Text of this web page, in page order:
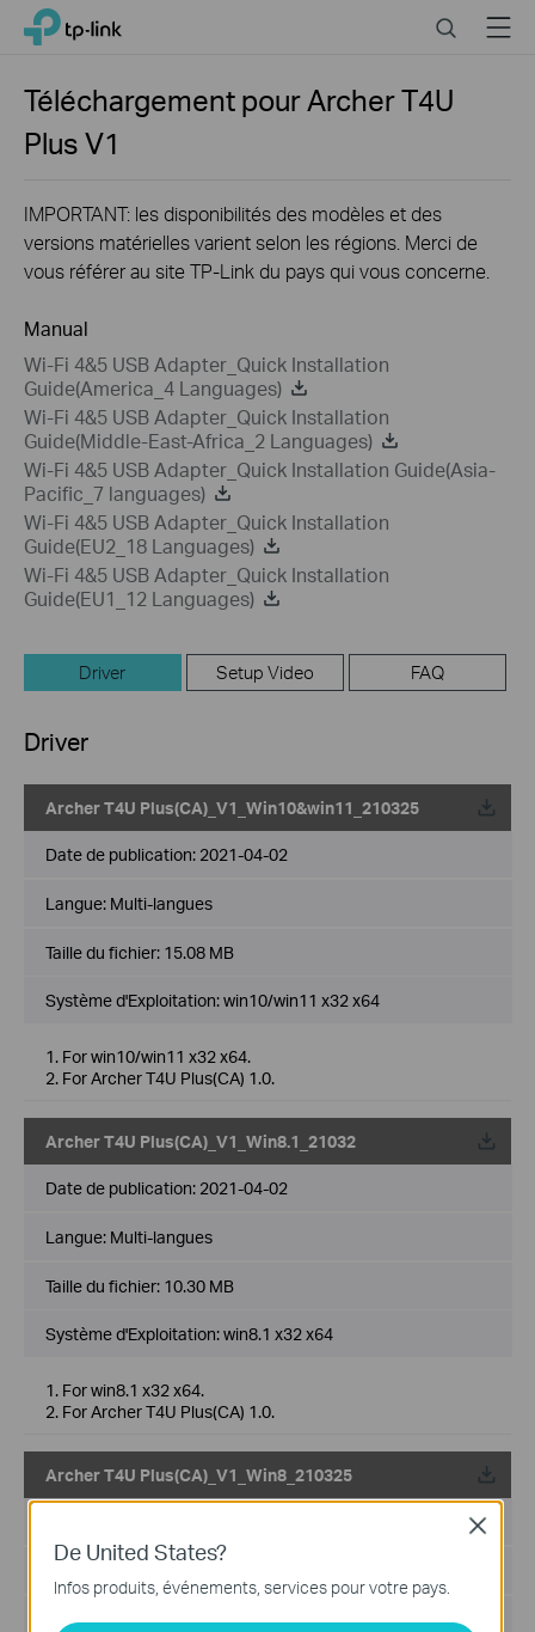
Click
the
navigation
TP-Link, Reliably Smart SearchMenu
Téléchargement pourArcher T4U
PlusV1
IMPORTANT: les disponibilités des modèles et des
versions matérielles varient selon les régions. Merci de
vous référer au site TP-Link du pays qui vous concerne.
Manual
Wi-Fi 4&5 USB Adapter_Quick Installation
Guide(America_4 Languages)
Wi-Fi 4&5 USB Adapter_Quick Installation
Guide(Middle-East-Africa_2 Languages)
Wi-Fi 4&5 USB Adapter_Quick Installation Guide(Asia-
Pacific_7 languages)
Wi-Fi 4&5 USB Adapter_Quick Installation
Guide(EU2_18 Languages)
Wi-Fi 4&5 USB Adapter_Quick Installation
Guide(EU1_12 Languages)
Driver Setup Video FAQ
Driver
Archer T4U Plus(CA)_V1_Win10&win11_210325
Date de publication: 2021-04-02
Langue: Multi-langues
Taille du fichier: 15.08 MB
Système d'Exploitation: win10/win11 x32 x64
1. For win10/win11 x32 x64.
2. For Archer T4U Plus(CA) 1.0.
Archer T4U Plus(CA)_V1_Win8.1_21032
Date de publication: 2021-04-02
Langue: Multi-langues
Taille du fichier: 10.30 MB
Système d'Exploitation: win8.1 x32 x64
1. For win8.1 x32 x64.
2. For Archer T4U Plus(CA) 1.0.
Archer T4U Plus(CA)_V1_Win8_210325
Taille du fichier:10.30 MB
De United States?
Infos produits, événements, services pour votre pays.
Close